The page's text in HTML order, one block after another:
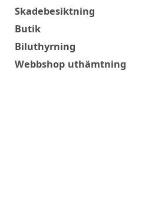
Skadebesiktning
Butik
Biluthyrning
Webbshop uthämtning